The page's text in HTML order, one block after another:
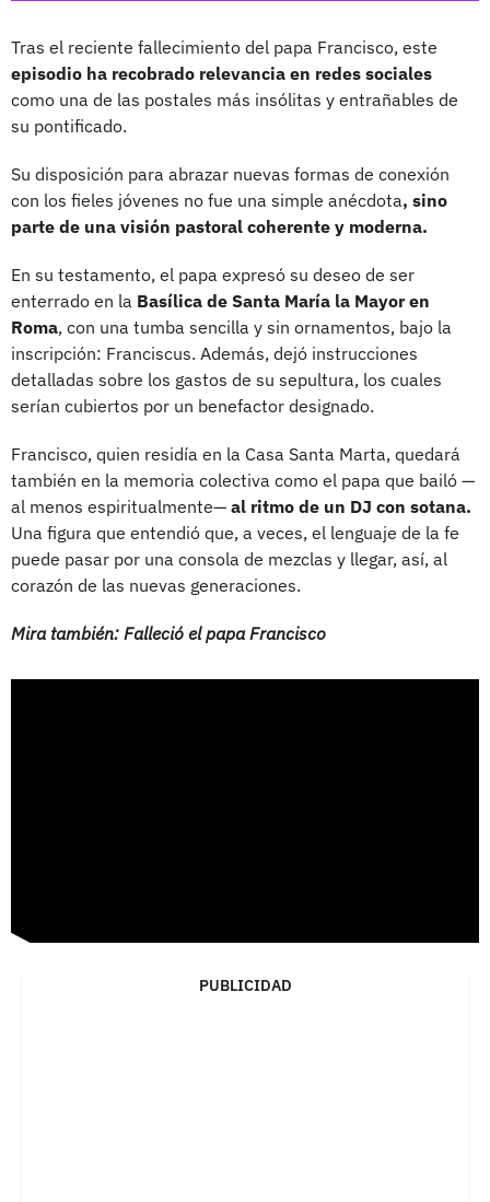
Tras el reciente fallecimiento del papa Francisco, este
episodio ha recobrado relevancia en redes sociales
como una de las postales más insólitas y entrañables de
su pontificado.
Su disposición para abrazar nuevas formas de conexión
con los fieles jóvenes no fue una simple anécdota, sino
parte de una visión pastoral coherente y moderna.
En su testamento, el papa expresó su deseo de ser
enterrado en la Basílica de Santa María la Mayor en
Roma, con una tumba sencilla y sin ornamentos, bajo la
inscripción: Franciscus. Además, dejó instrucciones
detalladas sobre los gastos de su sepultura, los cuales
serían cubiertos por un benefactor designado.
Francisco, quien residía en la Casa Santa Marta, quedará
también en la memoria colectiva como el papa que bailó —
al menos espiritualmente— al ritmo de un DJ con sotana.
Una figura que entendió que, a veces, el lenguaje de la fe
puede pasar por una consola de mezclas y llegar, así, al
corazón de las nuevas generaciones.
Mira también: Falleció el papa Francisco
PUBLICIDAD